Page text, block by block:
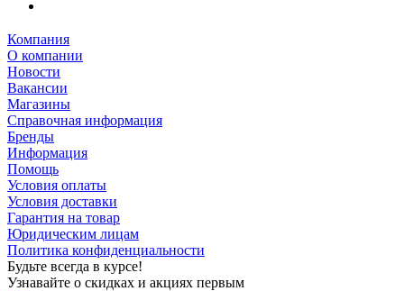
Компания
О компании
Новости
Вакансии
Магазины
Справочная информация
Бренды
Информация
Помощь
Условия оплаты
Условия доставки
Гарантия на товар
Юридическим лицам
Политика конфиденциальности
Будьте всегда в курсе!
Узнавайте о скидках и акциях первым